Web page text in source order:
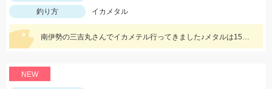
釣り方
イカメタル
南伊勢の三吉丸さんでイカメテル行ってきました♪メタルは15～25号！！ヒットカラーは定番の赤緑、オレンジブラックゼブラ、ケイムラブルーなどに好反応♬マイカのサイズも大きくなってきており数、型ともに狙える今がベストタイミングです!(^^)!
NEW